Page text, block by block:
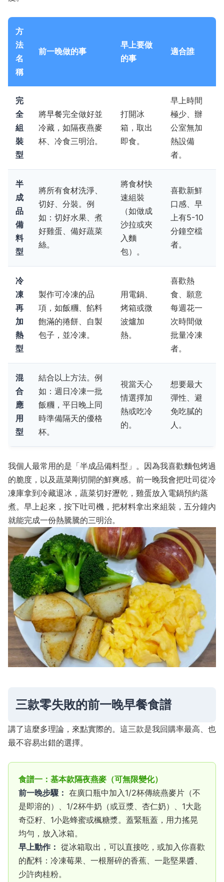
方
法
名
稱
前一晚做的事
早上要做
的事
適合誰
完
全
組
裝
型
將早餐完全做好並
冷藏，如隔夜燕麥
杯、冷食三明治。
打開冰
箱，取出
即食。
早上時間
極少、辦
公室無加
熱設備
者。
半
成
品
備
料
型
將所有食材洗淨、
切好、分裝。例
如：切好水果、煮
好雞蛋、備好蔬菜
絲。
將食材快
速組裝
（如做成
沙拉或夾
入麵
包）。
喜歡新鮮
口感、早
上有5-10
分鐘空檔
者。
冷
凍
再
加
熱
型
製作可冷凍的品
項，如飯糰、餡料
飽滿的捲餅、自製
包子，並冷凍。
用電鍋、
烤箱或微
波爐加
熱。
喜歡熱
食、願意
每週花一
次時間做
批量冷凍
者。
混
合
應
用
型
結合以上方法。例
如：週日冷凍一批
飯糰，平日晚上同
時準備隔天的優格
杯。
視當天心
情選擇加
熱或吃冷
的。
想要最大
彈性、避
免吃膩的
人。
我個人最常用的是「半成品備料型」。因為我喜歡麵包烤過
的脆度，以及蔬菜剛切開的鮮爽感。前一晚我會把吐司從冷
凍庫拿到冷藏退冰，蔬菜切好瀝乾，雞蛋放入電鍋預約蒸
煮。早上起來，按下吐司機，把材料拿出來組裝，五分鐘內
就能完成一份熱騰騰的三明治。
三款零失敗的前一晚早餐食譜
講了這麼多理論，來點實際的。這三款是我回購率最高、也
最不容易出錯的選擇。
食譜一：基本款隔夜燕麥（可無限變化）
前一晚步驟： 在廣口瓶中加入1/2杯傳統燕麥片（不
是即溶的）、1/2杯牛奶（或豆漿、杏仁奶）、1大匙
奇亞籽、1小匙蜂蜜或楓糖漿。蓋緊瓶蓋，用力搖晃
均勻，放入冰箱。
早上動作： 從冰箱取出，可以直接吃，或加入你喜歡
的配料：冷凍莓果、一根掰碎的香蕉、一匙堅果醬、
少許肉桂粉。